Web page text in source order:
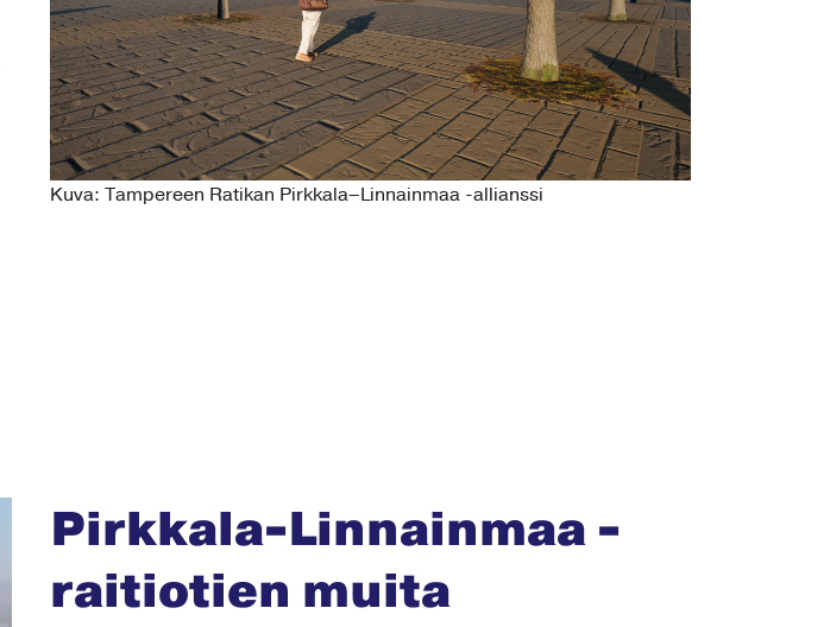
Kuva: Tampereen Ratikan Pirkkala–Linnainmaa -allianssi
Pirkkala-Linnainmaa -
raitiotien muita